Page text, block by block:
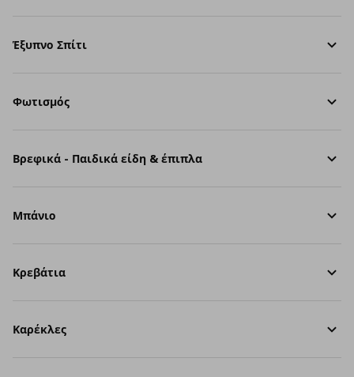
Έξυπνο Σπίτι
Φωτισμός
Βρεφικά - Παιδικά είδη & έπιπλα
Μπάνιο
Κρεβάτια
Καρέκλες